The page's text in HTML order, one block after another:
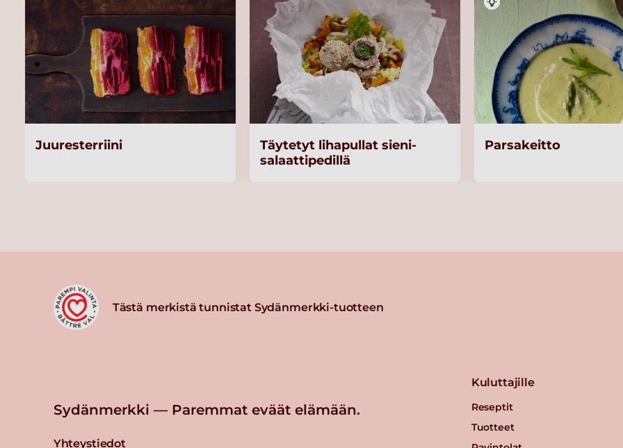
Juuresterriini
Täytetyt lihapullat sieni-
salaattipedillä
Parsakeitto
Tästä merkistä tunnistat Sydänmerkki-tuotteen
Sydänmerkki — Paremmat eväät elämään.
Yhteystiedot
Kuluttajille
Reseptit
Tuotteet